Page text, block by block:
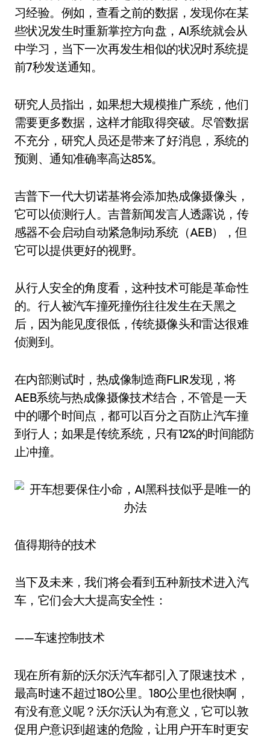
习经验。例如，查看之前的数据，发现你在某
些状况发生时重新掌控方向盘，AI系统就会从
中学习，当下一次再发生相似的状况时系统提
前7秒发送通知。
研究人员指出，如果想大规模推广系统，他们
需要更多数据，这样才能取得突破。尽管数据
不充分，研究人员还是带来了好消息，系统的
预测、通知准确率高达85%。
吉普下一代大切诺基将会添加热成像摄像头，
它可以侦测行人。吉普新闻发言人透露说，传
感器不会启动自动紧急制动系统（AEB），但
它可以提供更好的视野。
从行人安全的角度看，这种技术可能是革命性
的。行人被汽车撞死撞伤往往发生在天黑之
后，因为能见度很低，传统摄像头和雷达很难
侦测到。
在内部测试时，热成像制造商FLIR发现，将
AEB系统与热成像摄像技术结合，不管是一天
中的哪个时间点，都可以百分之百防止汽车撞
到行人；如果是传统系统，只有12%的时间能防
止冲撞。
值得期待的技术
当下及未来，我们将会看到五种新技术进入汽
车，它们会大大提高安全性：
——车速控制技术
现在所有新的沃尔沃汽车都引入了限速技术，
最高时速不超过180公里。180公里也很快啊，
有没有意义呢？沃尔沃认为有意义，它可以敦
促用户意识到超速的危险，让用户开车时更安